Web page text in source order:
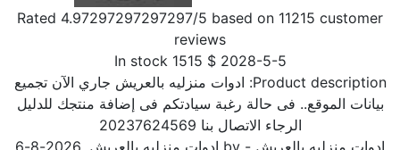
Rated4.97297297297297 /5 based on11215customer
reviews
2028-5-5
$
1515
In stock
Product description: ادوات منزليه بالعريش جاري الآن تجميع
بيانات الموقع.. فى حالة رغبة سيادتكم فى إضافة منتجك للدليل
الرجاء الاتصال بنا 20237624569
ادوات منزليه بالعريش- by ادوات منزليه بالعريش,
2026-8-6